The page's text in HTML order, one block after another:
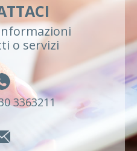
o servizi
3363211